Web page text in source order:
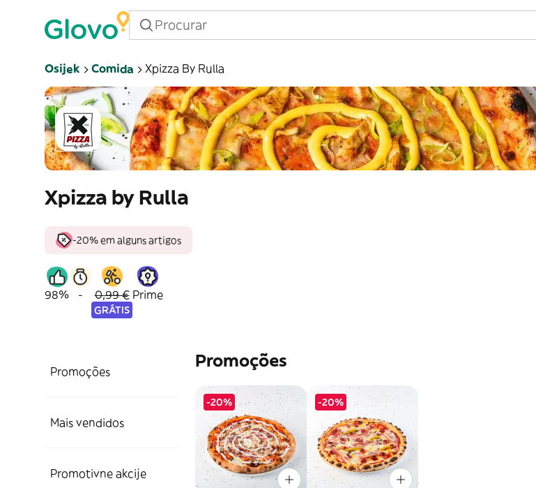
Osijek Comida Xpizza By Rulla
Xpizza by Rulla
-20% em alguns artigos
98% - 0,99 €
GRÁTIS
Prime
Promoções
Mais vendidos
Promotivne akcije
Promoções
-20% -20%